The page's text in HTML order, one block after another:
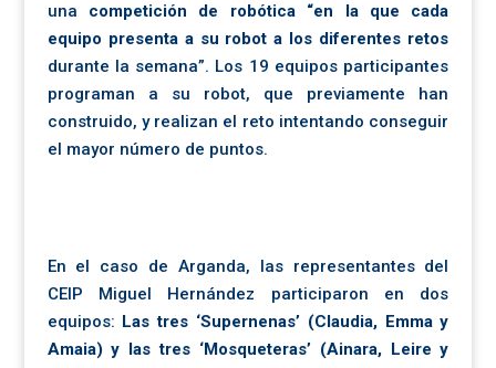
una competición de robótica “en la que cada
equipo presenta a su robot a los diferentes retos
durante la semana”. Los 19 equipos participantes
programan a su robot, que previamente han
construido, y realizan el reto intentando conseguir
el mayor número de puntos.
En el caso de Arganda, las representantes del
CEIP Miguel Hernández participaron en dos
equipos: Las tres ‘Supernenas’ (Claudia, Emma y
Amaia) y las tres ‘Mosqueteras’ (Ainara, Leire y